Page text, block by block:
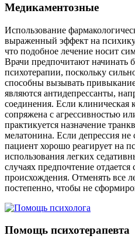
Медикаментозные
Использование
выраженный эффект на
что подобное лечение носит
Врачи предпочитают начинать
психотерапии, поскольку
способны вызывать
являются антидепрессанты,
соединения. Если клиническая
сопряжена с агрессивностью
практикуется назначение
мелатонина. Если депрессия
пациент хорошо реагирует на
использования легких
случаях предпочтение отдается
происхождения. Отменять все
постепенно, чтобы не
Помощь психотерапевта